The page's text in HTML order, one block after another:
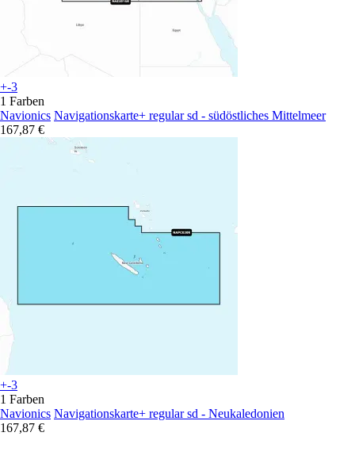
+-3
1 Farben
Navionics Navigationskarte+ regular sd - südöstliches Mittelmeer
167,87 €
+-3
1 Farben
Navionics Navigationskarte+ regular sd - Neukaledonien
167,87 €